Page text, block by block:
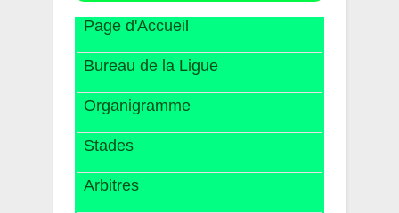
Page d'Accueil
Bureau de la Ligue
Organigramme
Stades
Arbitres